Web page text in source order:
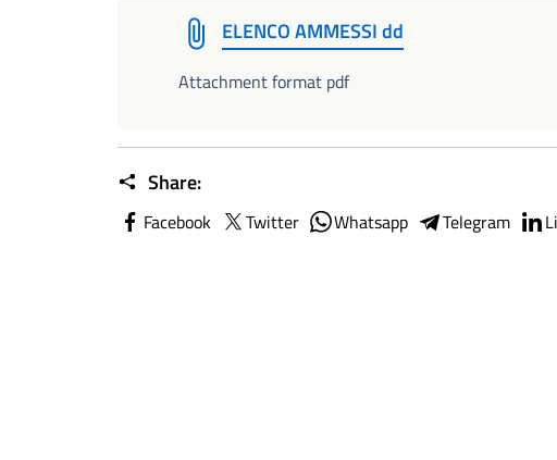
ELENCO AMMESSI dd
Attachment format pdf
Share:
Facebook Twitter Whatsapp Telegram